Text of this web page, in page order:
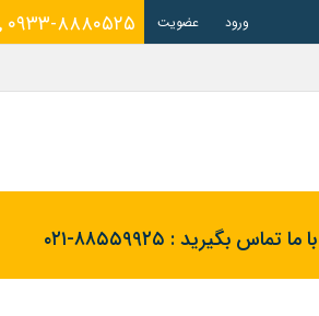
۰۹۳۳-۸۸۸۰۵۲۵ ورود عضویت
ما تماس بگیرید : ۰۲۱-۸۸۵۵۹۹۲۵